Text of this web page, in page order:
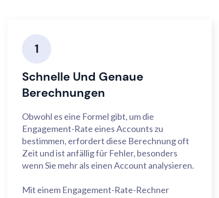
1
Schnelle Und Genaue
Berechnungen
Obwohl es eine Formel gibt, um die
Engagement-Rate eines Accounts zu
bestimmen, erfordert diese Berechnung oft
Zeit und ist anfällig für Fehler, besonders
wenn Sie mehr als einen Account analysieren.
Mit einem Engagement-Rate-Rechner